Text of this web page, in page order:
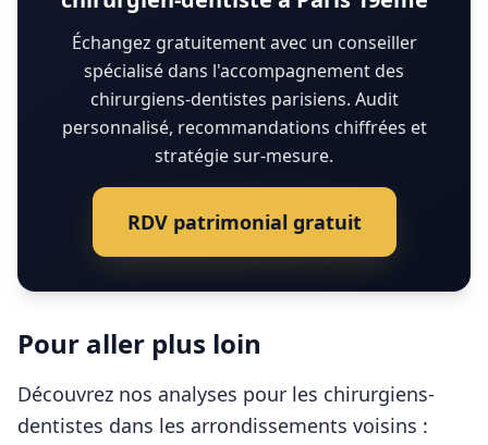
Échangez gratuitement avec un conseiller
spécialisé dans l'accompagnement des
chirurgiens-dentistes parisiens. Audit
personnalisé, recommandations chiffrées et
stratégie sur-mesure.
RDV patrimonial gratuit
Pour aller plus loin
Découvrez nos analyses pour les chirurgiens-
dentistes dans les arrondissements voisins :